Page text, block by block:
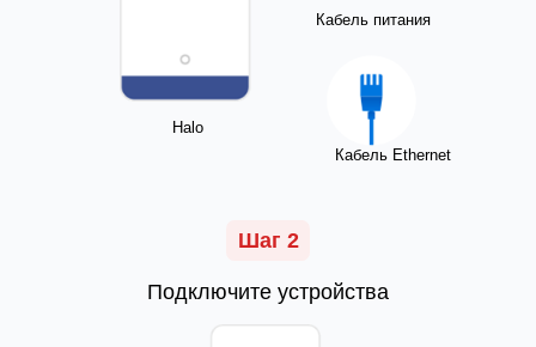
Halo
Кабель питания
Кабель Ethernet
Шаг 2
Подключите устройства